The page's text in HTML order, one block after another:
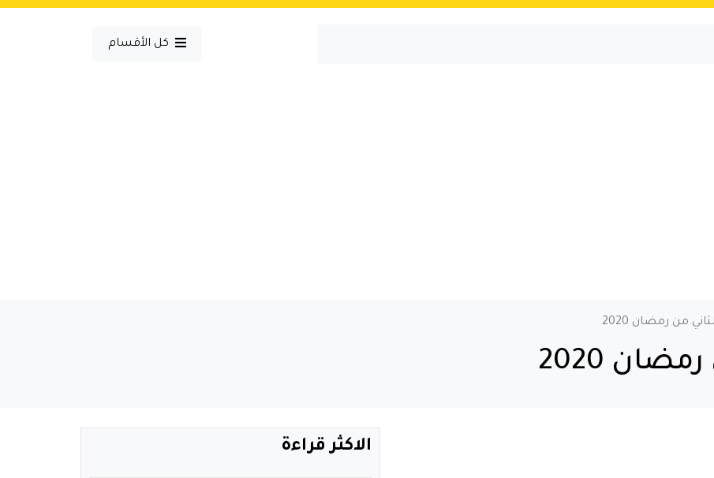
كل الأقسام
من رمضان 2020
2020
الاكثر قراءة